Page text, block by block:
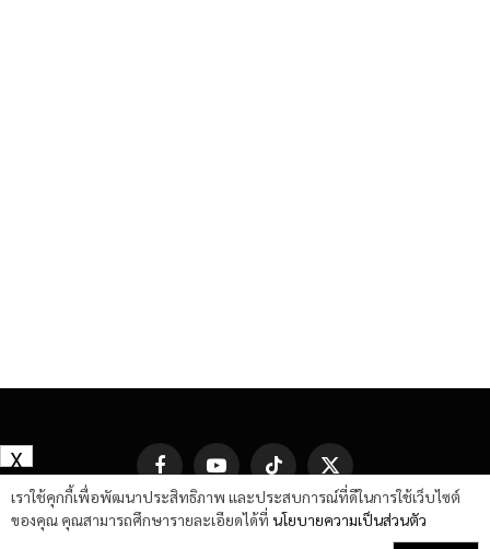
FacebookYouTube TikTok
X
(Twitter)
เราใช้คุกกี้เพื่อพัฒนาประสิทธิภาพ และประสบการณ์ที่ดีในการใช้เว็บไซต์
ของคุณ คุณสามารถศึกษารายละเอียดได้ที่ นโยบายความเป็นส่วนตัว
X